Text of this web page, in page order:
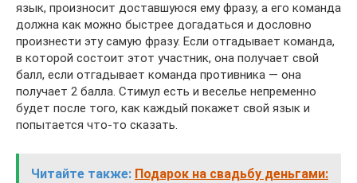
язык, произносит доставшуюся ему фразу, а его команда
должна как можно быстрее догадаться и дословно
произнести эту самую фразу. Если отгадывает команда,
в которой состоит этот участник, она получает свой
балл, если отгадывает команда противника — она
получает 2 балла. Стимул есть и веселье непременно
будет после того, как каждый покажет свой язык и
попытается что-то сказать.
Читайте также: Подарок на свадьбу деньгами: